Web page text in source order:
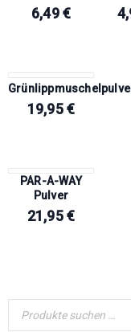
6,49€
19,95€
PAR-A-WAY
Pulver
21,95€